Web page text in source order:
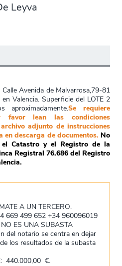
Leyva
Avenida de Malvarrosa,79-81
Valencia. Superficie del LOTE 2
Se requiere
favor lean las condiciones
adjunto de instrucciones
descarga de documentos. No
el Catastro y el Registro de la
Registral 76.686 del Registro
A UN TERCERO.
669 499 652 +34 960096019
ES UNA SUBASTA
del notario se centra en dejar
los resultados de la subasta
440.000,00 €.